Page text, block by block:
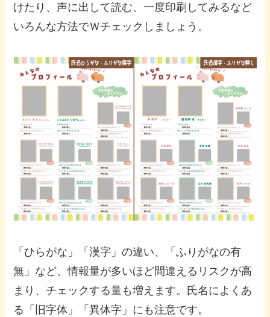
けたり、声に出して読む、一度印刷してみるなど
いろんな方法でＷチェックしましょう。
「ひらがな」「漢字」の違い、「ふりがなの有
無」など、情報量が多いほど間違えるリスクが高
まり、チェックする量も増えます。氏名によくあ
る「旧字体」「異体字」にも注意です。